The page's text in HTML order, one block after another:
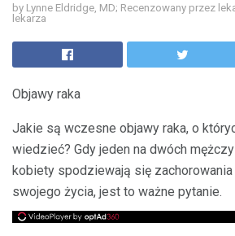
by Lynne Eldridge, MD; Recenzowany przez
lekarza
Objawy raka
Jakie są wczesne objawy raka, o
wiedzieć? Gdy jeden na dwóch
kobiety spodziewają się zachorowania
swojego życia, jest to ważne pytanie.